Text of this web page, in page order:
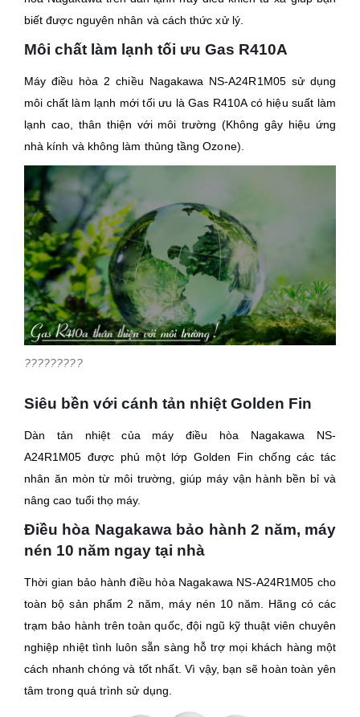
biết được nguyên nhân và cách thức xử lý.
Môi chất làm lạnh tối ưu Gas R410A
Máy điều hòa 2 chiều Nagakawa NS-A24R1M05sử dụng
môi chất làm lạnh mới tối ưu là Gas R410A có hiệu suất làm
lạnh cao, thân thiện với môi trường (Không gây hiệu ứng
nhà kính và không làm thủng tầng Ozone).
?????????
Siêu bền với cánh tản nhiệt Golden Fin
Dàn tản nhiệt của máy điều hòa Nagakawa NS-
A24R1M05 được phủ một lớp Golden Fin chống các tác
nhân ăn mòn từ môi trường, giúp máy vận hành bền bỉ và
nâng cao tuổi thọ máy.
Điều hòa Nagakawa bảo hành 2 năm, máy
nén 10 năm ngay tại nhà
Thời gian bảo hành điều hòa Nagakawa NS-A24R1M05 cho
toàn bộ sản phẩm 2 năm, máy nén 10 năm. Hãng có các
trạm bảo hành trên toàn quốc, đội ngũ kỹ thuật viên chuyên
nghiệp nhiệt tình luôn sẵn sàng hỗ trợ mọi khách hàng một
cách nhanh chóng và tốt nhất. Vì vậy, bạn sẽ hoàn toàn yên
tâm trong quá trình sử dụng.